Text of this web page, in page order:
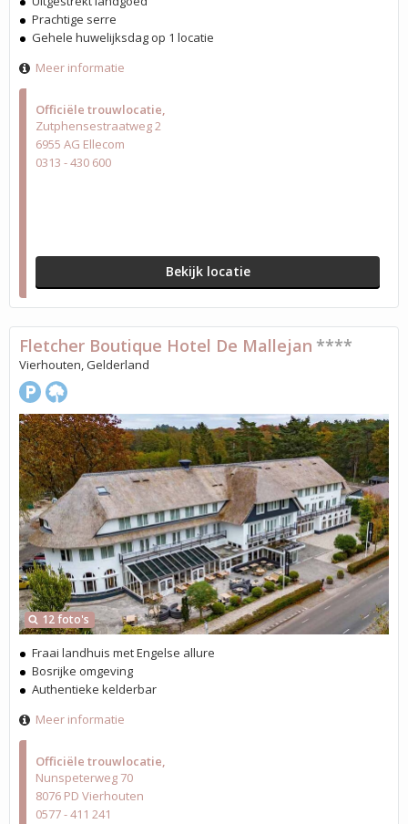
Officiële trouwlocatie
Zutphensestraatweg 2
6955 AG Ellecom
0313 - 430 600
Bekijk locatie
Prachtige serre
Gehele huwelijksdag op 1 locatie
Meer informatie
Officiële trouwlocatie
Nunspeterweg 70
8076 PD Vierhouten
0577 - 411 241
12 foto's
Fletcher Boutique Hotel De Mallejan ****
Vierhouten, Gelderland
Fraai landhuis met Engelse allure
Bosrijke omgeving
Authentieke kelderbar
Meer informatie